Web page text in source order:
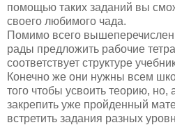
помощью таких заданий вы
своего любимого чада.
Помимо всего
рады предложить рабочие
соответствует структуре
Конечно же они нужны всем
того чтобы усвоить теорию, но,
закрепить уже пройденный
встретить задания разных